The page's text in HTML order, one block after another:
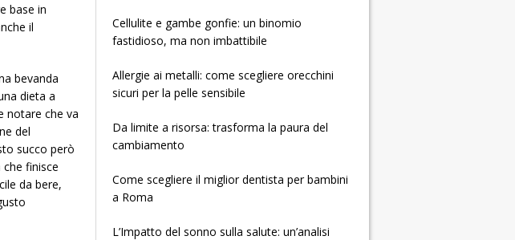
base in
il
bevanda
dieta a
notare che va
del
succo però
finisce
da bere,
Cellulite e gambe gonfie: un binomio
fastidioso, ma non imbattibile
Allergie ai metalli: come scegliere orecchini
sicuri per la pelle sensibile
Da limite a risorsa: trasforma la paura del
cambiamento
Come scegliere il miglior dentista per bambini
a Roma
L’Impatto del sonno sulla salute: un’analisi